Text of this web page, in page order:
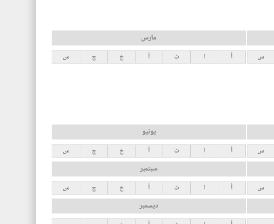
س
مارس
أ ا ث أ خ ج س
س
يونيو
أ ا ث أ خ ج س
س
سبتمبر
أ ا ث أ خ ج س
ديسمبر